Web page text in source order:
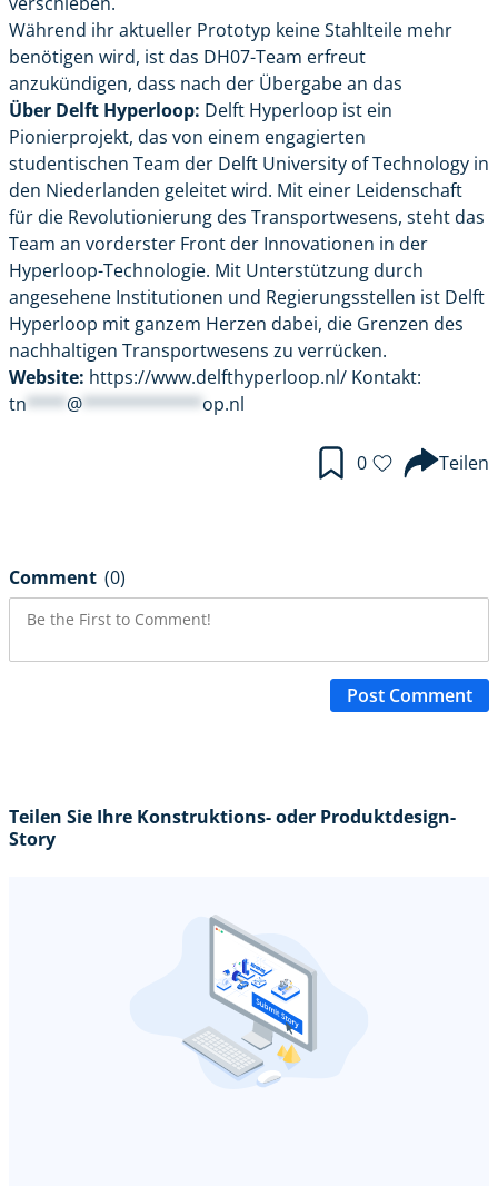
Während ihr aktueller Prototyp keine Stahlteile mehr
benötigen wird, ist das DH07-Team erfreut
anzukündigen, dass nach der Übergabe an das
Über Delft Hyperloop: Delft Hyperloop ist ein
Pionierprojekt, das von einem engagierten
studentischen Team der Delft University of Technology in
den Niederlanden geleitet wird. Mit einer Leidenschaft
für die Revolutionierung des Transportwesens, steht das
Team an vorderster Front der Innovationen in der
Hyperloop-Technologie. Mit Unterstützung durch
angesehene Institutionen und Regierungsstellen ist Delft
Hyperloop mit ganzem Herzen dabei, die Grenzen des
nachhaltigen Transportwesens zu verrücken.
Website: https://www.delfthyperloop.nl/ Kontakt:
tn **** @************op.nl
0 Teilen
Comment (0)
Post Comment
Teilen Sie Ihre Konstruktions- oder Produktdesign-
Story